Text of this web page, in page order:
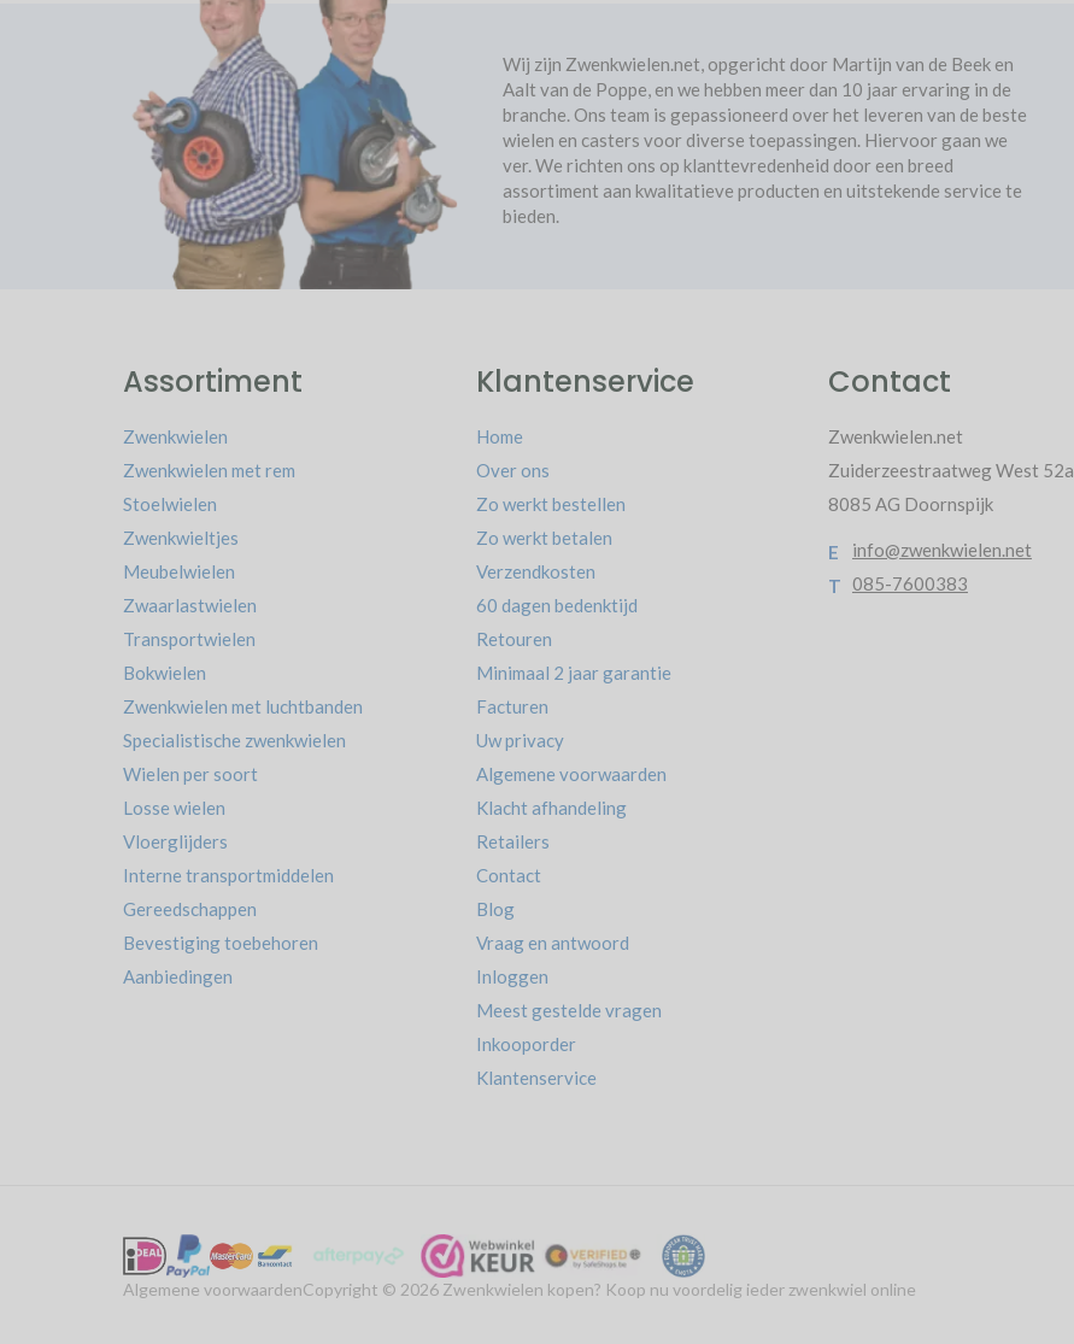
Wij zijn Zwenkwielen.net, opgericht door Martijn van de Beek en
Aalt van de Poppe, en we hebben meer dan 10 jaar ervaring in de
branche. Ons team is gepassioneerd over het leveren van de beste
wielen en casters voor diverse toepassingen. Hiervoor gaan we
ver. We richten ons op klanttevredenheid door een breed
assortiment aan kwalitatieve producten en uitstekende service te
bieden.
Assortiment
Zwenkwielen
Zwenkwielen met rem
Stoelwielen
Zwenkwieltjes
Meubelwielen
Zwaarlastwielen
Transportwielen
Bokwielen
Zwenkwielen met luchtbanden
Specialistische zwenkwielen
Wielen per soort
Losse wielen
Vloerglijders
Interne transportmiddelen
Gereedschappen
Bevestiging toebehoren
Aanbiedingen
Klantenservice
Home
Over ons
Zo werkt bestellen
Zo werkt betalen
Verzendkosten
60 dagen bedenktijd
Retouren
Minimaal 2 jaar garantie
Facturen
Uw privacy
Algemene voorwaarden
Klacht afhandeling
Retailers
Contact
Blog
Vraag en antwoord
Inloggen
Meest gestelde vragen
Inkooporder
Klantenservice
Contact
Zwenkwielen.net
Zuiderzeestraatweg West 52a
8085 AG Doornspijk
E
info@zwenkwielen.net
T
085-7600383
Algemene voorwaardenCopyright © 2026 Zwenkwielen kopen? Koop nu voordelig ieder zwenkwiel online